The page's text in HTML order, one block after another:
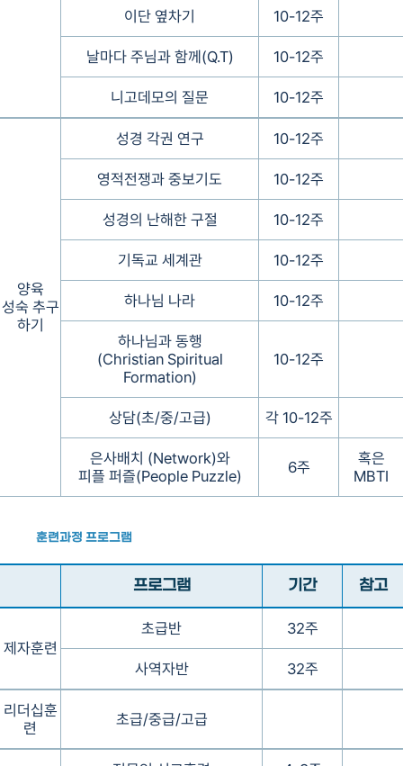
이단 옆차기 10-12주
날마다 주님과 함께(Q.T) 10-12주
니고데모의 질문 10-12주
양육
성숙 추구
하기
성경 각권 연구 10-12주
영적전쟁과 중보기도 10-12주
성경의 난해한 구절 10-12주
기독교 세계관 10-12주
하나님 나라 10-12주
하나님과 동행
(Christian Spiritual
Formation)
10-12주
상담(초/중/고급) 각 10-12주
은사배치 (Network)와
피플 퍼즐(People Puzzle)
6주
혹은
MBTI
훈련과정 프로그램
프로그램 기간 참고
제자훈련
초급반 32주
사역자반 32주
리더십훈
련
초급/중급/고급